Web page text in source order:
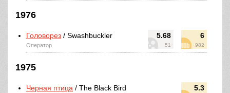
1976
5.68
51
6
982
Головорез / Swashbuckler
Оператор
1975
5.3
Черная птица / The Black Bird